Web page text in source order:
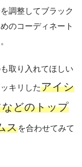
調整してブラック
のコーディネート
取り入れてほしい
キリしたアイシ
どのトップ
スを合わせてみて